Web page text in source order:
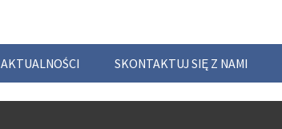
AKTUALNOŚCI SKONTAKTUJ SIĘ Z NAMI